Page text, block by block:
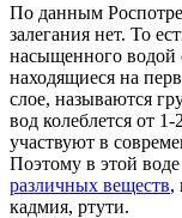
По данным
залегания нет. То
насыщенного водой
находящиеся на
слое, называются
вод колеблется от
участвуют в
Поэтому в этой
различных веществ,
кадмия, ртути.